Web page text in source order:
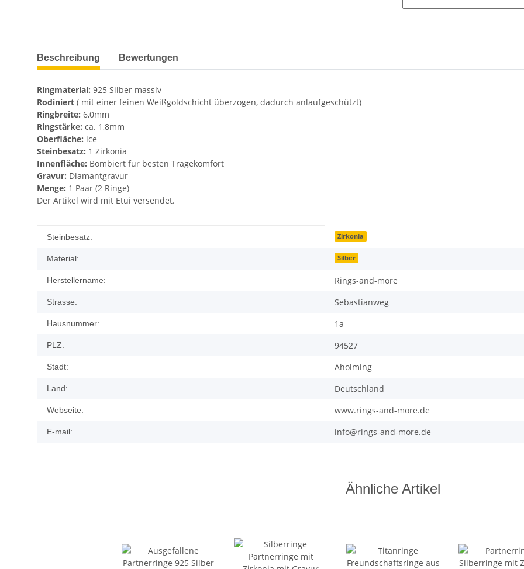
weitere Registerkarten anzeigen
Beschreibung Bewertungen
Ringmaterial: 925 Silber massiv
Rodiniert ( mit einer feinen Weißgoldschicht überzogen, dadurch anlaufgeschützt)
Ringbreite: 6,0mm
Ringstärke: ca. 1,8mm
Oberfläche: ice
Steinbesatz: 1 Zirkonia
Innenfläche: Bombiert für besten Tragekomfort
Gravur: Diamantgravur
Menge: 1 Paar (2 Ringe)
Der Artikel wird mit Etui versendet.
Produkteigenschaft
Wert
Steinbesatz: Zirkonia
Material: Silber
Herstellername: Rings-and-more
Strasse: Sebastianweg
Hausnummer: 1a
PLZ: 94527
Stadt: Aholming
Land: Deutschland
Webseite: www.rings-and-more.de
E-mail: info@rings-and-more.de
Ähnliche Artikel